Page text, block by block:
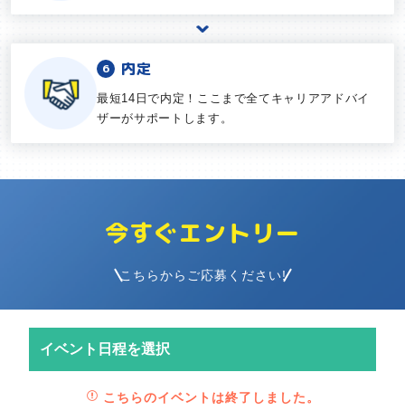
内定
最短14日で内定！ここまで全てキャリアアドバイ
ザーがサポートします。
今すぐエントリー
こちらからご応募ください!
イベント日程を選択
こちらのイベントは終了しました。